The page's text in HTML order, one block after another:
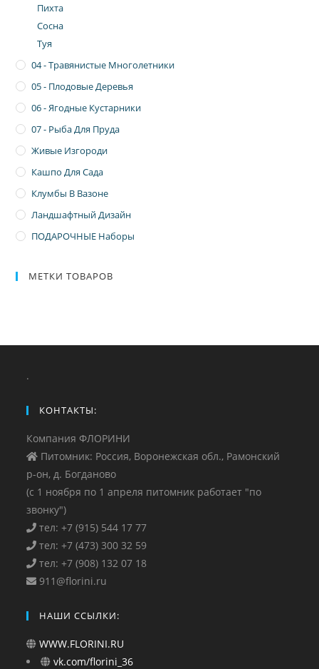
Пихта
Сосна
Туя
04 - Травянистые Многолетники
05 - Плодовые Деревья
06 - Ягодные Кустарники
07 - Рыба Для Пруда
Живые Изгороди
Кашпо Для Сада
Клумбы В Вазоне
Ландшафтный Дизайн
ПОДАРОЧНЫЕ Наборы
МЕТКИ ТОВАРОВ
.
КОНТАКТЫ:
Компания ФЛОРИНИ
Питомник: Россия, Воронежская обл., Рамонский
р-он, д. Богданово
(с 1 ноября по 1 апреля питомник работает "по
звонку")
тел: +7 (915) 544 17 77
тел: +7 (473) 300 32 59
тел: +7 (908) 132 07 18
911@florini.ru
НАШИ ССЫЛКИ:
WWW.FLORINI.RU
vk.com/florini_36